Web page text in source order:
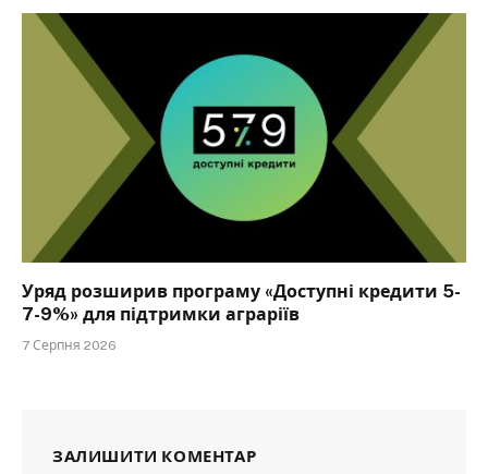
Уряд розширив програму «Доступні кредити 5-
7-9%» для підтримки аграріїв
7 Серпня 2026
ЗАЛИШИТИ КОМЕНТАР